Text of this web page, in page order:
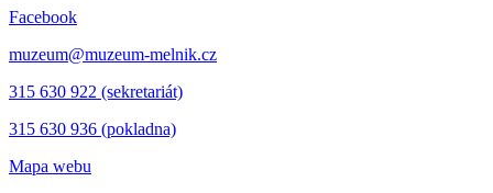
Facebook
muzeum@muzeum-melnik.cz
315 630 922 (sekretariát)
315 630 936 (pokladna)
Mapa webu